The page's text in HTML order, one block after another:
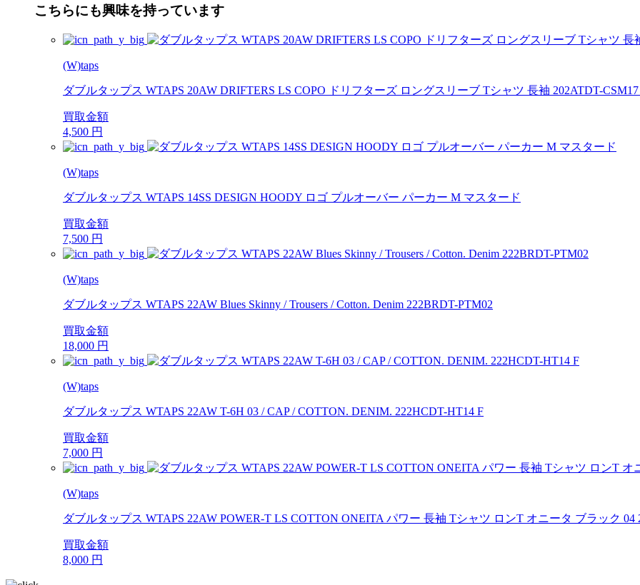
こちらにも興味を持っています
(W)taps
ダブルタップス WTAPS 20AW DRIFTERS LS COPO ドリフターズ ロングスリーブ Tシャツ 長袖 202ATDT-
買取金額
4,500 円
(W)taps
ダブルタップス WTAPS 14SS DESIGN HOODY ロゴ プルオーバー パーカー M マスタード
買取金額
7,500 円
(W)taps
ダブルタップス WTAPS 22AW Blues Skinny / Trousers / Cotton. Denim 222BRDT-PTM02
買取金額
18,000 円
(W)taps
ダブルタップス WTAPS 22AW T-6H 03 / CAP / COTTON. DENIM. 222HCDT-HT14 F
買取金額
7,000 円
(W)taps
ダブルタップス WTAPS 22AW POWER-T LS COTTON ONEITA パワー 長袖 Tシャツ ロンT オニータ ブラック 04
買取金額
8,000 円